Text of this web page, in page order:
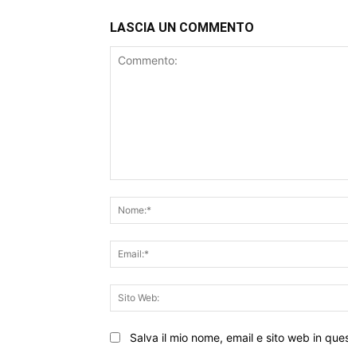
LASCIA UN COMMENTO
Salva il mio nome, email e sito web in